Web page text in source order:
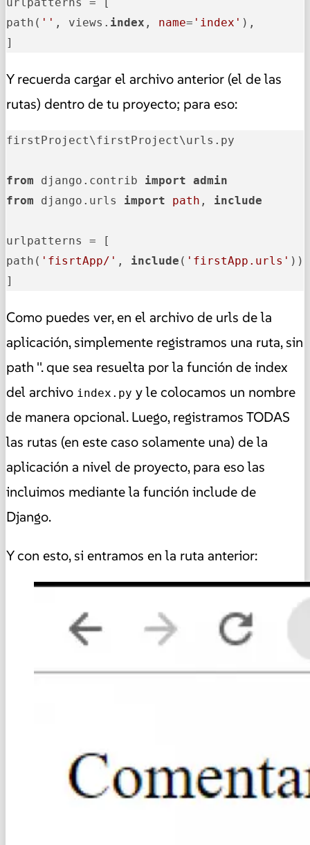
path( '' , views. index , name= 'index' ),
]
Y recuerda cargar el archivo anterior (el de las
rutas) dentro de tu proyecto; para eso:
firstProject\firstProject\urls.py
from django.contrib import admin
from django.urls import path , include
urlpatterns = [
path( 'fisrtApp/' , include ( 'firstApp.urls' ))
]
Como puedes ver, en el archivo de urls de la
aplicación, simplemente registramos una ruta, sin
path ''. que sea resuelta por la función de index
del archivo index.py y le colocamos un nombre
de manera opcional. Luego, registramos TODAS
las rutas (en este caso solamente una) de la
aplicación a nivel de proyecto, para eso las
incluimos mediante la función include de
Django.
Y con esto, si entramos en la ruta anterior: